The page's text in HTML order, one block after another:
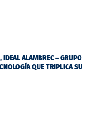
IDEAL ALAMBREC – GRUPO
QUE TRIPLICA SU